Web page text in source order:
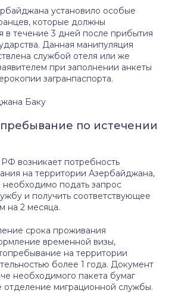
установило особые
которые должны
в течение 3 дней после прибытия
Данная манипуляция
службой отеля или же
при заполнении анкеты
загранпаспорта.
Баку
по истечении
возникает потребность
на территории Азербайджана,
необходимо подать запрос
и получить соответствующее
на 2 месяца.
срока проживания
временной визы,
на территории
более 1 года. Документ
необходимого пакета бумаг
отделение миграционной службы.